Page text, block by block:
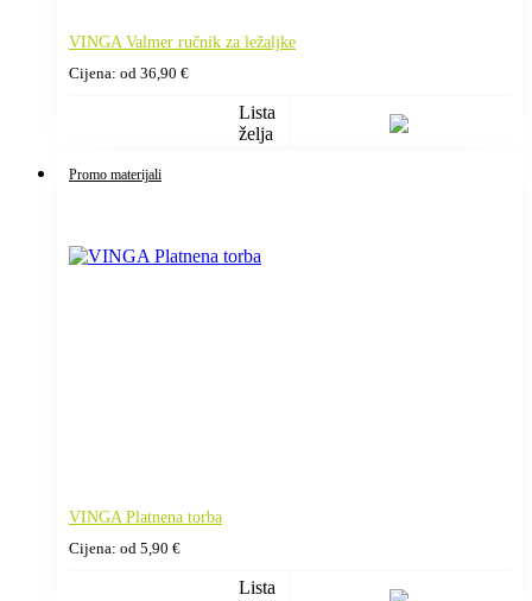
VINGA Valmer ručnik za ležaljke
Cijena: od 36,90 €
Lista
želja
Promo materijali
VINGA Platnena torba
Cijena: od 5,90 €
Lista